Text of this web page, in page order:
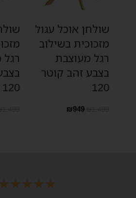
שולחן אוכל עגול
מזכוכית בשילוב
רגל מעוצבת
בצבע זהב קוטר
120
₪949
120
★
★
★
★
★